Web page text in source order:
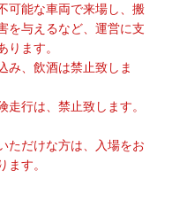
可能な車両で来場し、搬
を与えるなど、運営に支
ります。
み、飲酒は禁止致しま
走行は、禁止致します。
ただけな方は、入場をお
ます。